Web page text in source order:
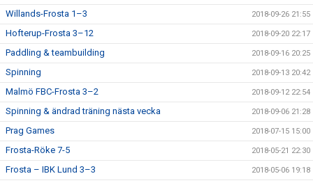
Willands-Frosta 1–3 2018-09-26 21:55
Hofterup-Frosta 3–12 2018-09-20 22:17
Paddling & teambuilding 2018-09-16 20:25
Spinning 2018-09-13 20:42
Malmö FBC-Frosta 3–2 2018-09-12 22:54
Spinning & ändrad träning nästa vecka 2018-09-06 21:28
Prag Games 2018-07-15 15:00
Frosta-Röke 7-5 2018-05-21 22:30
Frosta – IBK Lund 3–3 2018-05-06 19:18